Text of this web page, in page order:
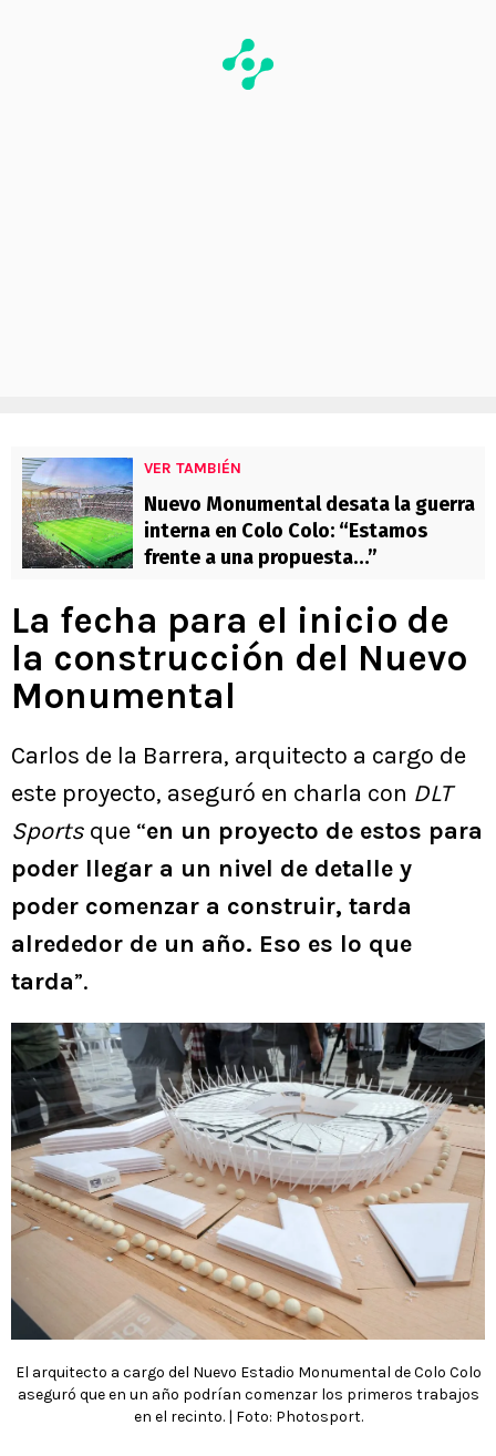
VER TAMBIÉN
Nuevo Monumental desata la guerra
interna en Colo Colo: “Estamos
frente a una propuesta…”
La fecha para el inicio de
la construcción del Nuevo
Monumental
Carlos de la Barrera, arquitecto a cargo de
este proyecto, aseguró en charla con DLT
Sports que “en un proyecto de estos para
poder llegar a un nivel de detalle y
poder comenzar a construir, tarda
alrededor de un año. Eso es lo que
tarda”.
El arquitecto a cargo del Nuevo Estadio Monumental de Colo Colo
aseguró que en un año podrían comenzar los primeros trabajos
en el recinto. | Foto: Photosport.